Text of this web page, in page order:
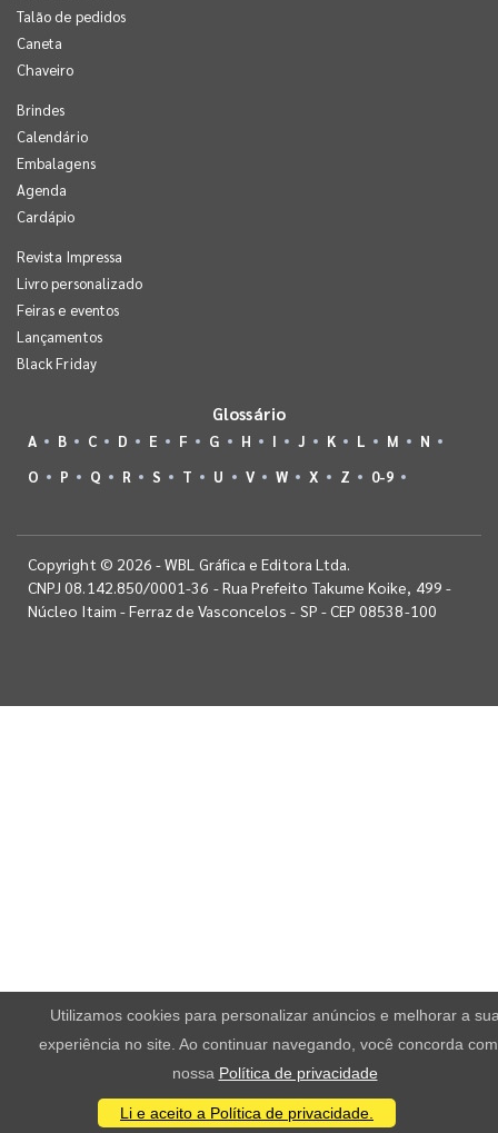
Talão de pedidos
Caneta
Chaveiro
Brindes
Calendário
Embalagens
Agenda
Cardápio
Revista Impressa
Livro personalizado
Feiras e eventos
Lançamentos
Black Friday
Glossário
A B C D E F G H I J K L M
N
O
P Q R S T U V W X Z 0-9
Copyright © 2026 - WBL Gráfica e Editora Ltda.
CNPJ 08.142.850/0001-36 - Rua Prefeito Takume Koike, 499 -
Núcleo Itaim - Ferraz de Vasconcelos - SP - CEP 08538-100
Utilizamos cookies para personalizar anúncios e melhorar a
experiência no site. Ao continuar navegando, você concorda
nossa Política de privacidade
Li e aceito a Política de privacidade.